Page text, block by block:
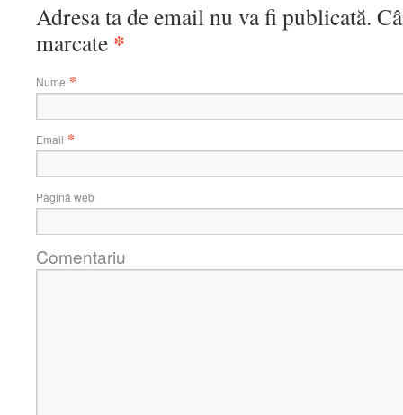
Adresa ta de email nu va fi publicată.
marcate *
Nume *
Email *
Pagină web
Comentariu